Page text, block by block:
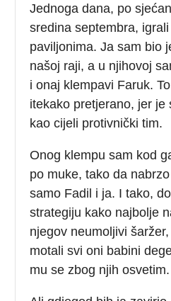
Jednoga dana, po
sredina septembra,
paviljonima. Ja sam bio
našoj raji, a u njihovoj
i onaj klempavi Faruk.
itekako pretjerano, jer je
kao cijeli protivnički tim.
Onog klempu sam kod
po muke, tako da
samo Fadil i ja. I tako,
strategiju kako najbolje
njegov neumoljivi
motali svi oni babini
mu se zbog njih osvetim.